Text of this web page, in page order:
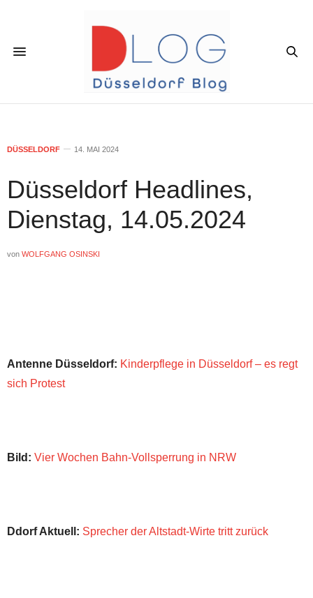
DÜSSELDORF 14. MAI 2024
Düsseldorf Headlines,
Dienstag, 14.05.2024
von WOLFGANG OSINSKI
Antenne Düsseldorf: Kinderpflege in Düsseldorf – es regt
sich Protest
Bild: Vier Wochen Bahn-Vollsperrung in NRW
Ddorf Aktuell: Sprecher der Altstadt-Wirte tritt zurück